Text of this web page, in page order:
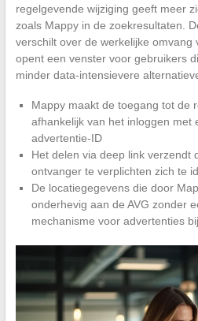
regelgevende wijziging geeft meer
zoals Mappy in de zoekresultaten.
verschilt over de werkelijke
opent een venster voor gebruikers
minder data-intensievere
Mappy maakt de toegang tot de
afhankelijk van het inloggen met
advertentie-ID
Het delen via deep link verzendt
ontvanger te verplichten zich te
De locatiegegevens die door
onderhevig aan de AVG zonder
mechanisme voor advertenties